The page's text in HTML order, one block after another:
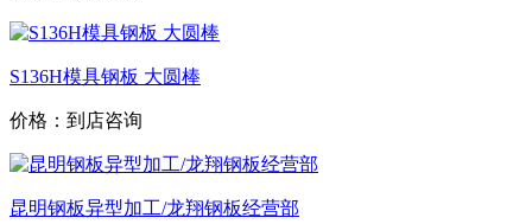
S136H模具钢板 大圆棒
价格：到店咨询
昆明钢板异型加工/龙翔钢板经营部